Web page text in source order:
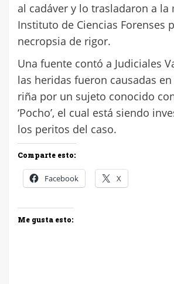
al cadáver y lo trasladaron a la
Instituto de Ciencias Forenses
necropsia de rigor.
Una fuente contó a Judiciales
las heridas fueron causadas
riña por un sujeto conocido
‘Pocho’, el cual está siendo
los peritos del caso.
Comparte esto:
Facebook X
Me gusta esto: